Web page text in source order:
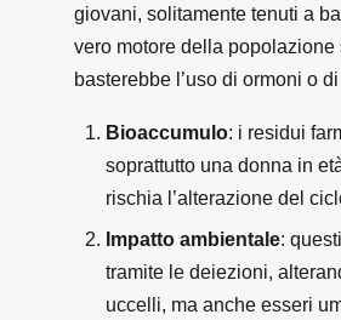
giovani, solitamente tenuti a
vero motore della
basterebbe l’uso di ormoni o
Bioaccumulo: i residui
soprattutto una donna in
rischia l’alterazione del
Impatto ambientale:
tramite le deiezioni,
uccelli, ma anche esseri